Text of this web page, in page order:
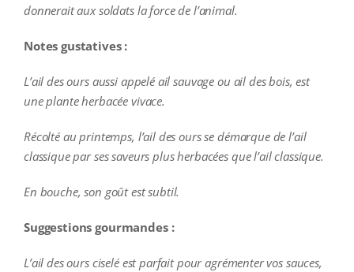
donnerait aux soldats la force de l’animal.
Notes gustatives :
L’ail des ours aussi appelé ail sauvage ou ail des bois, est
une plante herbacée vivace.
Récolté au printemps, l’ail des ours se démarque de l’ail
classique par ses saveurs plus herbacées que l’ail classique.
En bouche, son goût est subtil.
Suggestions gourmandes :
L’ail des ours ciselé est parfait pour agrémenter vos sauces,